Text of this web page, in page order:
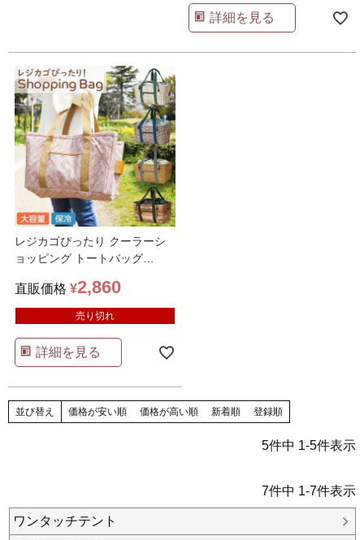
詳細を見る
レジカゴぴったり クーラーシ
ョッピング トートバッグ
直販価格 ¥2,860
売り切れ
詳細を見る
並び替え 価格が安い順 価格が高い順 新着順 登録順
5件中 1-5件表示
7件中 1-7件表示
ワンタッチテント